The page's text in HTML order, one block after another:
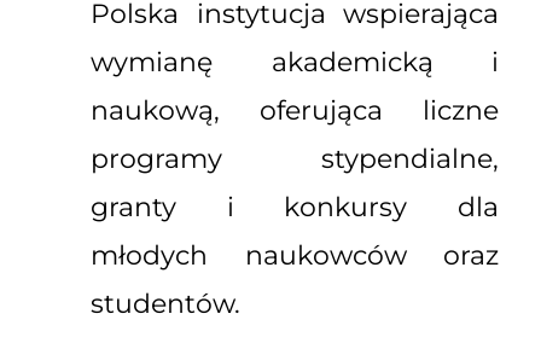
Polska instytucja wspierająca
wymianę akademicką i
naukową, oferująca liczne
programy stypendialne,
granty i konkursy dla
młodych naukowców oraz
studentów.